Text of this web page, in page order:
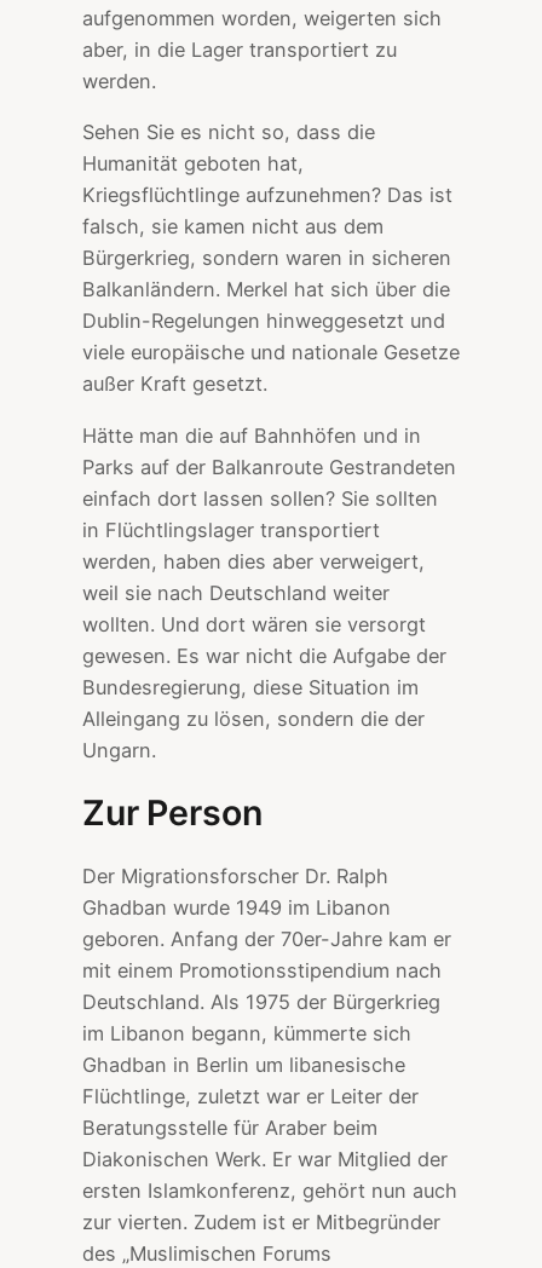
aufgenommen worden, weigerten sich
aber, in die Lager transportiert zu
werden.
Sehen Sie es nicht so, dass die
Humanität geboten hat,
Kriegsflüchtlinge aufzunehmen? Das ist
falsch, sie kamen nicht aus dem
Bürgerkrieg, sondern waren in sicheren
Balkanländern. Merkel hat sich über die
Dublin-Regelungen hinweggesetzt und
viele europäische und nationale Gesetze
außer Kraft gesetzt.
Hätte man die auf Bahnhöfen und in
Parks auf der Balkanroute Gestrandeten
einfach dort lassen sollen? Sie sollten
in Flüchtlingslager transportiert
werden, haben dies aber verweigert,
weil sie nach Deutschland weiter
wollten. Und dort wären sie versorgt
gewesen. Es war nicht die Aufgabe der
Bundesregierung, diese Situation im
Alleingang zu lösen, sondern die der
Ungarn.
Zur Person
Der Migrationsforscher Dr. Ralph
Ghadban wurde 1949 im Libanon
geboren. Anfang der 70er-Jahre kam er
mit einem Promotionsstipendium nach
Deutschland. Als 1975 der Bürgerkrieg
im Libanon begann, kümmerte sich
Ghadban in Berlin um libanesische
Flüchtlinge, zuletzt war er Leiter der
Beratungsstelle für Araber beim
Diakonischen Werk. Er war Mitglied der
ersten Islamkonferenz, gehört nun auch
zur vierten. Zudem ist er Mitbegründer
des „Muslimischen Forums